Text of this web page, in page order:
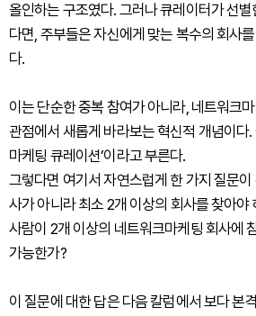
올인하는 구조였다. 그러나 큐레이터가 선
다면, 주부들은 자신에게 맞는 복수의 회사
다.
이는 단순한 중복 참여가 아니라, 네트워크
관점에서 새롭게 바라보는 혁신적 개념이다.
마케팅 큐레이션’이라고 부른다.
그렇다면 여기서 자연스럽게 한 가지 질문이
사가 아니라 최소 2개 이상의 회사를 찾아야
사람이 2개 이상의 네트워크마케팅 회사에
가능한가?
이 질문에 대한 답은 다음 칼럼에서 보다 본